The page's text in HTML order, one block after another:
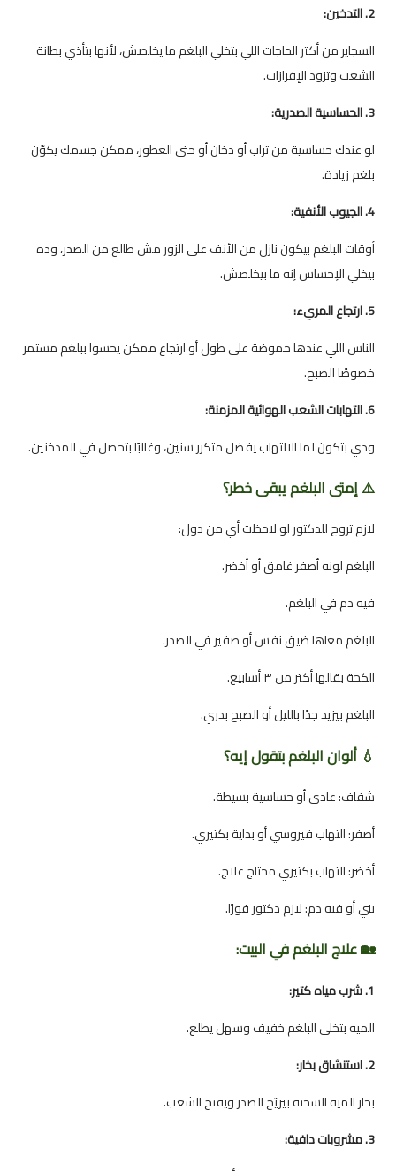
2. التدخين:
السجاير من أكتر الحاجات اللي بتخلي البلغم ما يخلصش، لأنها بتأذي بطانة
الشعب وتزود الإفرازات.
3. الحساسية الصدرية:
لو عندك حساسية من تراب أو دخان أو حتى العطور، ممكن جسمك يكوّن
بلغم زيادة.
4. الجيوب الأنفية:
أوقات البلغم بيكون نازل من الأنف على الزور مش طالع من الصدر، وده
بيخلي الإحساس إنه ما بيخلصش.
5. ارتجاع المريء:
الناس اللي عندها حموضة على طول أو ارتجاع ممكن يحسوا ببلغم مستمر
خصوصًا الصبح.
6. التهابات الشعب الهوائية المزمنة:
ودي بتكون لما الالتهاب يفضل متكرر سنين، وغالبًا بتحصل في المدخنين.
⚠️ إمتى البلغم يبقى خطر؟
لازم تروح للدكتور لو لاحظت أي من دول:
البلغم لونه أصفر غامق أو أخضر.
فيه دم في البلغم.
البلغم معاها ضيق نفس أو صفير في الصدر.
الكحة بقالها أكتر من ٣ أسابيع.
البلغم بيزيد جدًا بالليل أو الصبح بدري.
💧 ألوان البلغم بتقول إيه؟
شفاف: عادي أو حساسية بسيطة.
أصفر: التهاب فيروسي أو بداية بكتيري.
أخضر: التهاب بكتيري محتاج علاج.
بني أو فيه دم: لازم دكتور فورًا.
🏡 علاج البلغم في البيت:
1. شرب مياه كتير:
الميه بتخلي البلغم خفيف وسهل يطلع.
2. استنشاق بخار:
بخار الميه السخنة بيريّح الصدر ويفتح الشعب.
3. مشروبات دافية: